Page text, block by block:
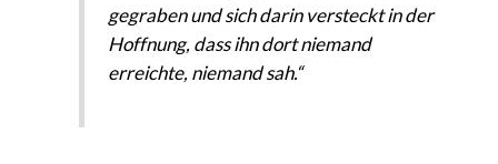
gegraben und sich darin versteckt in der
Hoffnung, dass ihn dort niemand
erreichte, niemand sah.“